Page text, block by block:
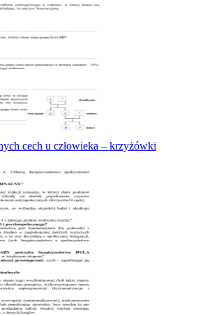
cech u człowieka – krzyżówki